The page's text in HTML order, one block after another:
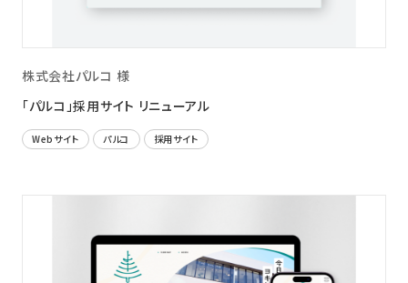
株式会社パルコ 様
「パルコ」採用サイト リニューアル
Webサイト パルコ 採用サイト